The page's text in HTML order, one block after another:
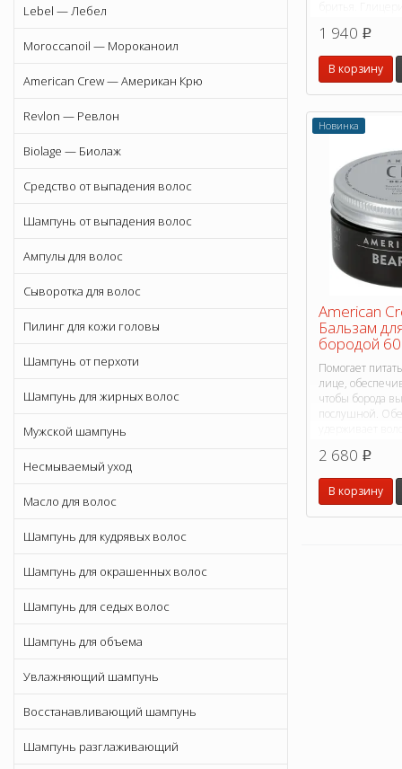
Lebel — Лебел
Moroccanoil — Мороканоил
American Crew — Американ Крю
Revlon — Ревлон
Biolage — Биолаж
Средство от выпадения волос
Шампунь от выпадения волос
Ампулы для волос
Сыворотка для волос
Пилинг для кожи головы
Шампунь от перхоти
Шампунь для жирных волос
Мужской шампунь
Несмываемый уход
Масло для волос
Шампунь для кудрявых волос
Шампунь для окрашенных волос
Шампунь для седых волос
Шампунь для объема
Увлажняющий шампунь
Восстанавливающий шампунь
Шампунь разглаживающий
Алоэ Вера:
вещества.
1 940 p
В корзину
Новинка
American
Бальзам
бородой
Помогает
лице,
чтобы борода
послушной.
2 680 p
В корзину